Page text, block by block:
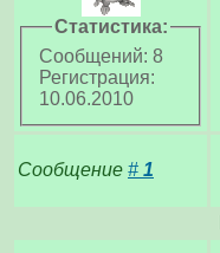
Статистика:
Сообщений: 8
Регистрация:
10.06.2010
Сообщение # 1